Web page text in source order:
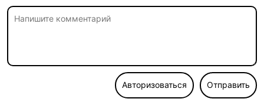
Авторизоваться Отправить